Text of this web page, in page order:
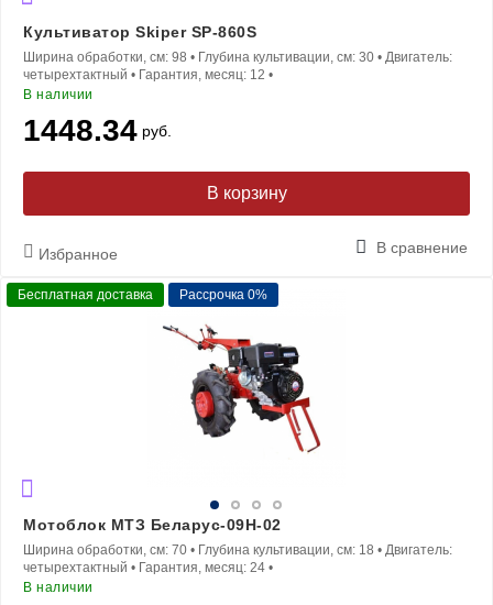
Культиватор Skiper SP-860S
Ширина обработки, см: 98 • Глубина культивации, см: 30 • Двигатель:
четырехтактный • Гарантия, месяц: 12 •
В наличии
1448.34 руб.
В корзину
Избранное В сравнение
Бесплатная доставка Рассрочка 0%
Мотоблок МТЗ Беларус-09Н-02
Ширина обработки, см: 70 • Глубина культивации, см: 18 • Двигатель:
четырехтактный • Гарантия, месяц: 24 •
В наличии